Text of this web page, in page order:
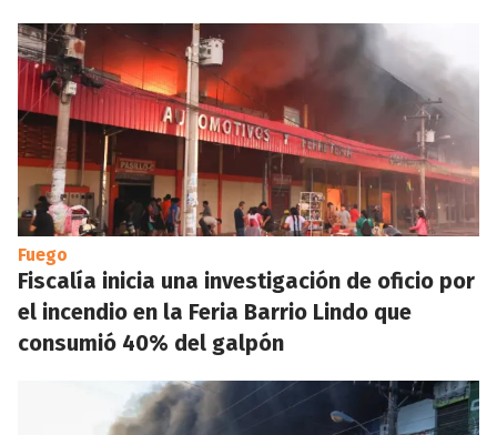
Fuego
Fiscalía inicia una investigación de oficio por
el incendio en la Feria Barrio Lindo que
consumió 40% del galpón